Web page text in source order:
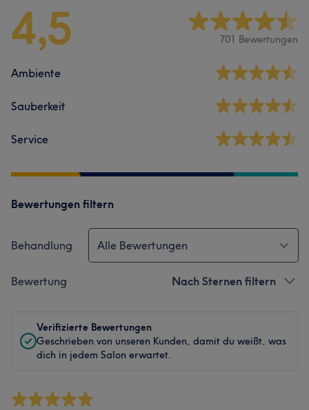
4,5 701 Bewertungen
Ambiente
Sauberkeit
Service
Bewertungen filtern
Behandlung Alle Bewertungen
Bewertung Nach Sternen filtern
Verifizierte Bewertungen
Geschrieben von unseren Kunden, damit du weißt, was
dich in jedem Salon erwartet.